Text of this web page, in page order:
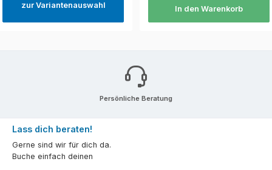
zur Variantenauswahl In den Warenkorb
Persönliche Beratung
Lass dich beraten!
Gerne sind wir für dich da.
Buche einfach deinen